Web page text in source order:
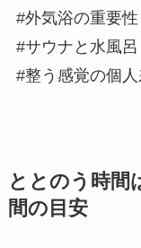
#外気浴の重要性
#サウナと水風呂
#整う感覚の個人
ととのう時間
間の目安